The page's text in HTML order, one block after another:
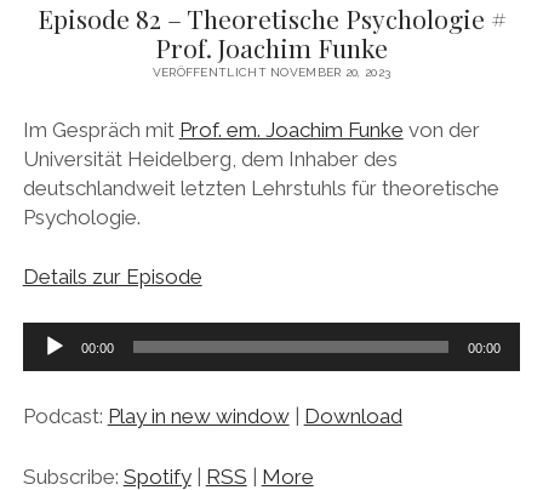
Episode 82 – Theoretische Psychologie #
Prof. Joachim Funke
VERÖFFENTLICHT NOVEMBER 20, 2023
Im Gespräch mit Prof. em. Joachim Funke von der
Universität Heidelberg, dem Inhaber des
deutschlandweit letzten Lehrstuhls für theoretische
Psychologie.
Details zur Episode
Audio-
00:00 00:00
Podcast: Play in new window| Download
Subscribe: Spotify| RSS | More